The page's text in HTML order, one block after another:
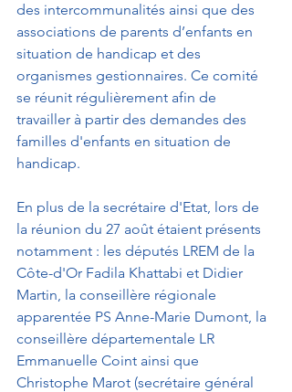
des intercommunalités ainsi que des
associations de parents d’enfants en
situation de handicap et des
organismes gestionnaires. Ce comité
se réunit régulièrement afin de
travailler à partir des demandes des
familles d'enfants en situation de
handicap.
En plus de la secrétaire d'Etat, lors de
la réunion du 27 août étaient présents
notamment : les députés LREM de la
Côte-d'Or Fadila Khattabi et Didier
Martin, la conseillère régionale
apparentée PS Anne-Marie Dumont, la
conseillère départementale LR
Emmanuelle Coint ainsi que
Christophe Marot (secrétaire général